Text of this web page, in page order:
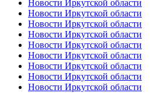
Новости Иркутской области
Новости Иркутской области
Новости Иркутской области
Новости Иркутской области
Новости Иркутской области
Новости Иркутской области
Новости Иркутской области
Новости Иркутской области
Новости Иркутской области